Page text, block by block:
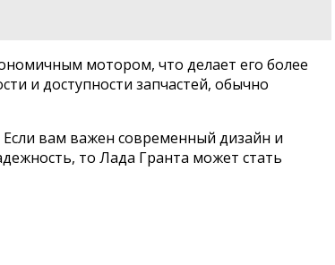
мотором, что делает его более
и доступности запчастей, обычно
вам важен современный дизайн и
то Лада Гранта может стать